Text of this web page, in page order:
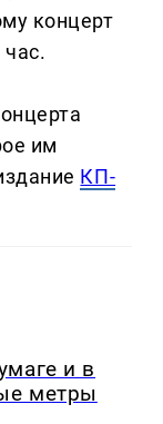
концерт
им
КП-
и в
метры